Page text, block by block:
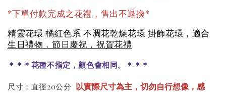
*下單付款完成之花禮，售出不退換*
精靈花環 橘紅色系 不凋花乾燥花環 掛飾花環，適合
生日禮物，節日慶祝，祝賀花禮
＊＊＊花種不指定，顏色會相同。＊＊＊
尺寸：直徑20公分 以實際尺寸為主，切勿自行想像，感